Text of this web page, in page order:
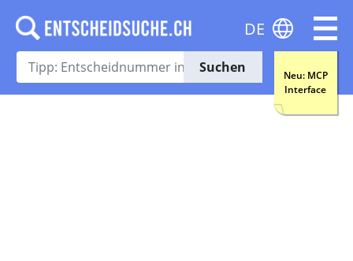
Suchen
Neu: MCP
Interface
DE